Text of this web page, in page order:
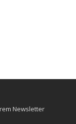
Newsletter